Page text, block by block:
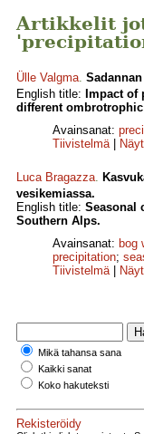
Artikkelit
Ülle Valgma.
English title: Impact of
different
Avainsanat:
Tiivistelmä|
Luca Bragazza.
vesikemiassa.
English title: Seasonal
Southern Alps.
Avainsanat: bog
precipitation;
Tiivistelmä|
Mikä tahansa sana
Kaikki sanat
Koko hakuteksti
Rekisteröidy